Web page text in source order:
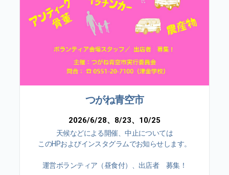
つがね青空市
2026/6/28、8/23、10/25
天候などによる開催、中止については
このHPおよびインスタグラムでお知らせします。
運営ボランティア（昼食付）、出店者 募集！